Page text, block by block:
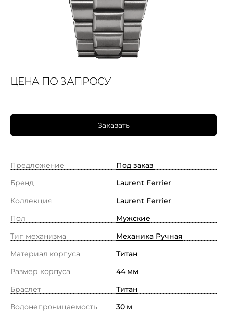
ЦЕНА ПО ЗАПРОСУ
Заказать
Предложение
Под заказ
Бренд
Laurent Ferrier
Коллекция
Laurent Ferrier
Пол
Мужские
Тип механизма
Механика Ручная
Материал корпуса
Титан
Размер корпуса
44 мм
Браслет
Титан
Водонепроницаемость
30 м